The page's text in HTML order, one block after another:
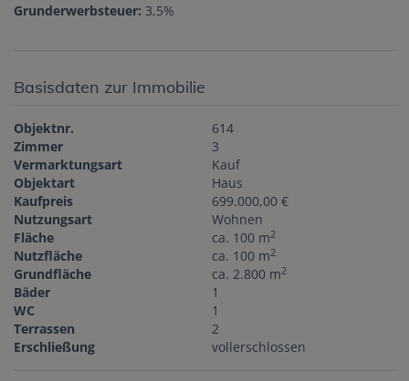
Grunderwerbsteuer: 3,5%
Basisdaten zur Immobilie
Objektnr.
614
Zimmer
3
Vermarktungsart
Kauf
Objektart
Haus
Kaufpreis
699.000,00 €
Nutzungsart
Wohnen
Fläche
ca. 100 m2
Nutzfläche ca. 100 m2
Grundfläche ca. 2.800 m2
Bäder
1
WC
1
Terrassen
2
Erschließung
vollerschlossen